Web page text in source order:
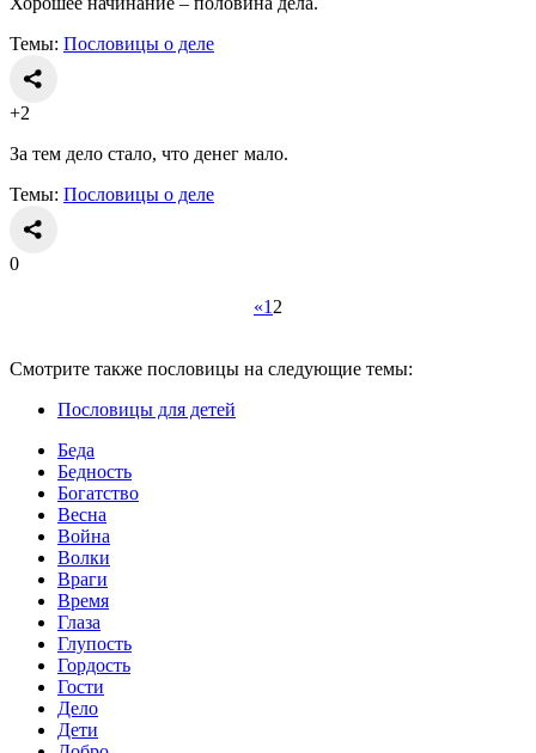
Темы: Пословицы о деле
+2
За тем дело стало, что денег мало.
Темы: Пословицы о деле
0
«1 2
Смотрите также пословицы на следующие темы:
Пословицы для детей
Беда
Бедность
Богатство
Весна
Война
Волки
Враги
Время
Глаза
Глупость
Гордость
Гости
Дело
Дети